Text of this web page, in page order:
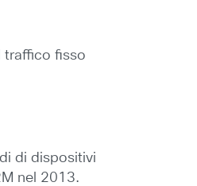
traffico fisso
di dispositivi
nel 2013.